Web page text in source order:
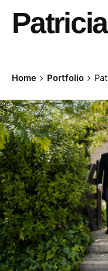
Home Portfolio